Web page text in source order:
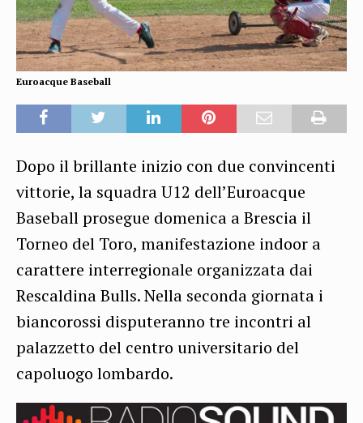
Euroacque Baseball
Dopo il brillante inizio con due convincenti
vittorie, la squadra U12 dell’Euroacque
Baseball prosegue domenica a Brescia il
Torneo del Toro, manifestazione indoor a
carattere interregionale organizzata dai
Rescaldina Bulls. Nella seconda giornata i
biancorossi disputeranno tre incontri al
palazzetto del centro universitario del
capoluogo lombardo.